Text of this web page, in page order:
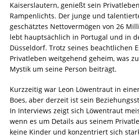
Kaiserslautern, genießt sein
Rampenlichts. Der junge und
geschätztes Nettovermögen von 26
lebt hauptsächlich in Portugal und in
Düsseldorf. Trotz seines beachtlichen
Privatleben weitgehend geheim, was
Mystik um seine Person beiträgt.
Kurzzeitig war Leon Löwentraut in
Boes, aber derzeit ist sein
In Interviews zeigt sich Löwentraut
wenn es um Details aus seinem
keine Kinder und konzentriert sich